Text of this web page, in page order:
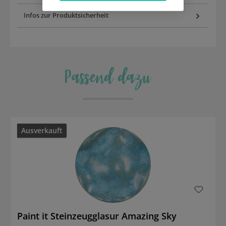
Infos zur Produktsicherheit
Passend dazu
Ausverkauft
Paint it Steinzeugglasur Amazing Sky